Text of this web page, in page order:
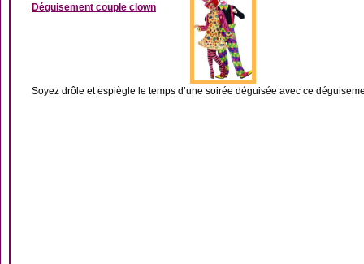
Déguisement couple clown
Soyez drôle et espiègle le temps d’une soirée déguisée avec ce